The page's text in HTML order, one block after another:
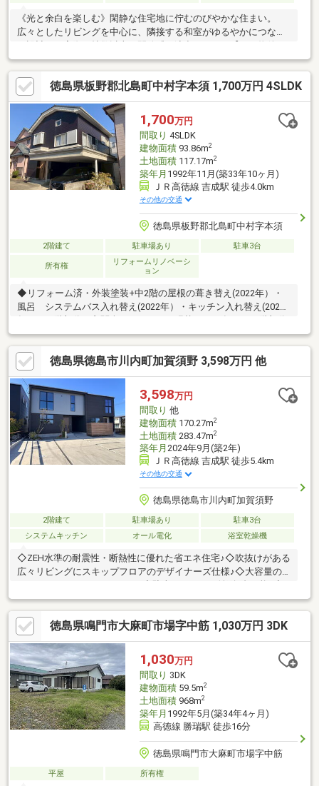
《光と余白を楽しむ》閑静な住宅地に佇むのびやかな住まい。
広々としたリビングを中心に、隣接する和室がゆるやかにつなが
叶う暮らし】・リビングと和室がつながる開放的な空間構成・部
屋数豊富で家族構成や将来設計にも柔軟に対応・和室は客間やお
子様スペース、将来の寝室にも活用可能・インテリア次第で表情
が変わる余白ある住空間【おすすめポイント】・人気の藍住東エ
リア・閑静な住宅地で住環境良好・家族暮らし、子育て世帯にも
適した間取り・リフォーム相談可・インテリアコーディネート無
料（家具購入優待あり）
徳島県板野郡北島町中村字本須 1,700万円 4SLDK
1,700万円
間取り 4SLDK
建物面積93.86m2
土地面積117.17m2
築年月 1992年11月(築33年10ヶ月)
ＪＲ高徳線 吉成駅 徒歩4.0km
その他の交通
徳島県板野郡北島町中村字本須
2階建て 駐車場あり 駐車3台
所有権
リフォームリノベーシ
ョン
◆リフォーム済・外装塗装+中2階の屋根の葺き替え(2022年）・
風呂 システムバス入れ替え(2022年）・キッチン入れ替え(2021
年）・１階部分（玄関含む）のクロス張替（2024年）・１階部分
の窓 ３重サッシ(2025年）
徳島県徳島市川内町加賀須野 3,598万円 他
3,598万円
間取り 他
建物面積170.27m2
土地面積283.47m2
築年月 2024年9月(築2年)
ＪＲ高徳線 吉成駅 徒歩5.4km
その他の交通
徳島県徳島市川内町加賀須野
2階建て 駐車場あり
駐車3台
システムキッチン
オール電化 浴室乾燥機
◇ZEH水準の耐震性・断熱性に優れた省エネ住宅♪◇吹抜けがある
広々リビングにスキップフロアのデザイナーズ仕様♪◇大容量の
土間打ちの広々とした玄関♪◇設置済の家具・備品はそのままお
渡しいたします♪
徳島県鳴門市大麻町市場字中筋 1,030万円 3DK
1,030万円
間取り 3DK
建物面積59.5m2
土地面積968m2
築年月 1992年5月(築34年4ヶ月)
高徳線 勝瑞駅 徒歩16分
徳島県鳴門市大麻町市場字中筋
平屋 所有権